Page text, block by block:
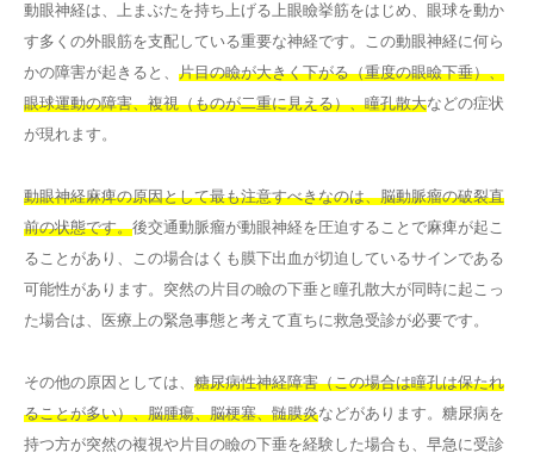
動眼神経は、上まぶたを持ち上げる上眼瞼挙筋をはじめ、眼球を動か
す多くの外眼筋を支配している重要な神経です。この動眼神経に何ら
かの障害が起きると、 片目の瞼が大きく下がる（重度の眼瞼下垂）、
眼球運動の障害、複視（ものが二重に見える）、瞳孔散大などの症状
が現れます。
動眼神経麻痺の原因として最も注意すべきなのは、脳動脈瘤の破裂直
前の状態です。後交通動脈瘤が動眼神経を圧迫することで麻痺が起こ
ることがあり、この場合はくも膜下出血が切迫しているサインである
可能性があります。突然の片目の瞼の下垂と瞳孔散大が同時に起こっ
た場合は、医療上の緊急事態と考えて直ちに救急受診が必要です。
その他の原因としては、 糖尿病性神経障害（この場合は瞳孔は保たれ
ることが多い）、脳腫瘍、脳梗塞、髄膜炎などがあります。糖尿病を
持つ方が突然の複視や片目の瞼の下垂を経験した場合も、早急に受診